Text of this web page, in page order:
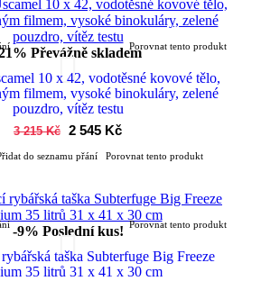
Převážně sklademPorovnat tento produkt
10 x 42, vodotěsné kovové tělo,
filmem, vysoké binokuláry, zelené
pouzdro, vítěz testu
3 215 Kč 2 545 Kč
do seznamu přání Porovnat tento produkt
-9% Poslední kus! Porovnat tento produkt
taška Subterfuge Big Freeze
35 litrů 31 x 41 x 30 cm